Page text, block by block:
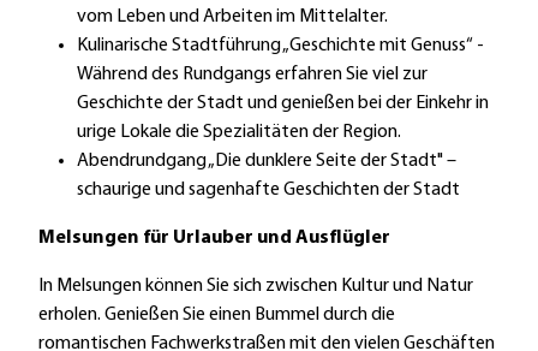
vom Leben und Arbeiten im Mittelalter.
Kulinarische Stadtführung „Geschichte mit Genuss“ -
Während des Rundgangs erfahren Sie viel zur
Geschichte der Stadt und genießen bei der Einkehr in
urige Lokale die Spezialitäten der Region.
Abendrundgang „Die dunklere Seite der Stadt" –
schaurige und sagenhafte Geschichten der Stadt
Melsungen für Urlauber und Ausflügler
In Melsungen können Sie sich zwischen Kultur und Natur
erholen. Genießen Sie einen Bummel durch die
romantischen Fachwerkstraßen mit den vielen Geschäften